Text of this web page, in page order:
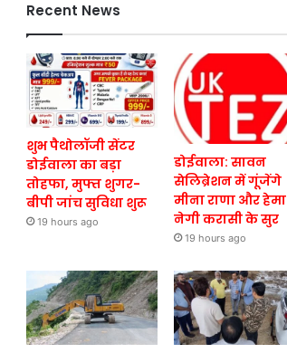
Recent News
शुभ पैथोलॉजी सेंटर
डोईवाला का बड़ा
तोहफा, मुफ्त शुगर-
बीपी जांच सुविधा शुरू
19 hours ago
डोईवाला: सावन
सेलिब्रेशन में गूंजेंगे
मीना राणा और हेमा
नेगी करासी के सुर
19 hours ago